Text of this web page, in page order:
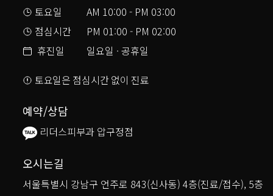
토요일
AM 10:00 - PM 03:00
점심시간
PM 01:00 - PM 02:00
휴진일
일요일 · 공휴일
토요일은 점심시간 없이 진료
예약/상담
리더스피부과 압구정점
오시는길
서울특별시 강남구 언주로 843(신사동) 4층(진료/접수), 5층